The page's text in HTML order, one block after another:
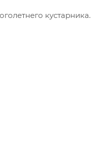
кустарника.